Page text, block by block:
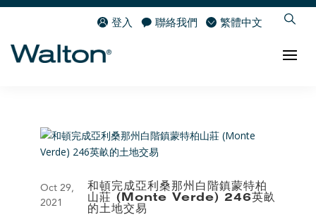
登入 聯絡我們 繁體中文
和頓完成亞利桑那州白階鎮蒙特柏
山莊 (Monte Verde) 246英畝
的土地交易
Oct 29,
2021